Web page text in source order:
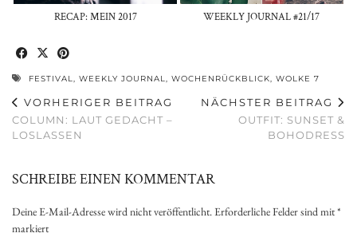
RECAP: MEIN 2017 WEEKLY JOURNAL #21/17
FESTIVAL, WEEKLY JOURNAL, WOCHENRÜCKBLICK, WOLKE 7
VORHERIGER BEITRAG
COLUMN: LAUT GEDACHT –
LOSLASSEN
NÄCHSTER BEITRAG
OUTFIT: SUNSET &
BOHODRESS
SCHREIBE EINEN KOMMENTAR
Deine E-Mail-Adresse wird nicht veröffentlicht.Erforderliche Felder sind mit*
markiert